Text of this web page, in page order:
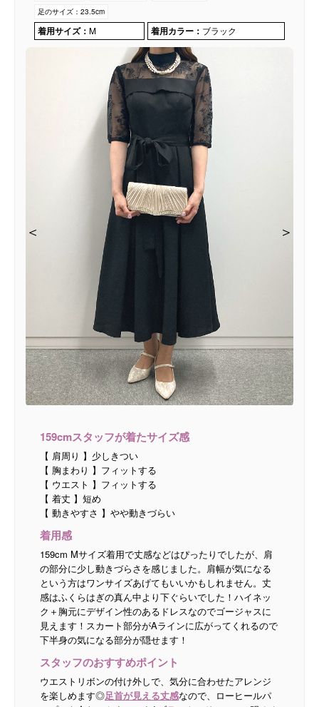
足のサイズ： 23.5cm
着用サイズ： M 着用カラー： ブラック
＜ ＞
＜ ＞
＜ ＞
＜ ＞
159cmスタッフが着たサイズ感
【 肩周り 】少しきつい
【 胸まわり 】フィットする
【 ウエスト 】フィットする
【 着丈 】短め
【 動きやすさ 】やや動きづらい
着用感
159cm Mサイズ着用で丈感などはぴったりでしたが、肩
の部分に少し動きづらさを感じました。肩幅が気になる
という方はワンサイズあげてもいいかもしれません。丈
感はふくらはぎの真ん中より下ぐらいでした！ハイネッ
ク＋胸元にデザイン性のあるドレスなのでゴージャスに
見えます！スカート部分がAラインに広がってくれるので
下半身の気になる部分が隠せます！
スタッフのおすすめポイント
ウエストリボンの付け外しで、気分に合わせたアレンジ
を楽しめます◎足首が見える丈感なので、ローヒールパ